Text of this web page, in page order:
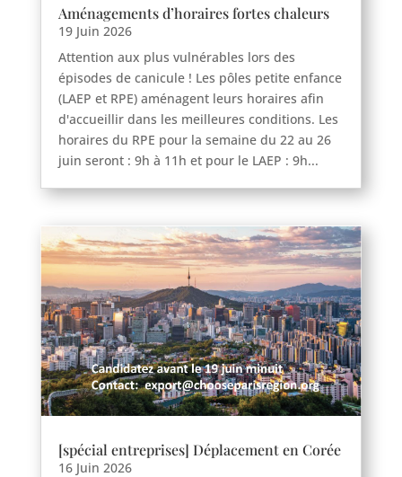
Moussy
Neuilly-en-vexin
Nucourt
Sagy
Santeuil
Seraincourt
Themericourt
Theuville
Vigny
Aménagements d’horaires fortes chaleurs
19 Juin 2026
Attention aux plus vulnérables lors des
épisodes de canicule ! Les pôles petite enfance
(LAEP et RPE) aménagent leurs horaires afin
d'accueillir dans les meilleures conditions. Les
horaires du RPE pour la semaine du 22 au 26
juin seront : 9h à 11h et pour le LAEP : 9h...
[spécial entreprises] Déplacement en Corée
16 Juin 2026